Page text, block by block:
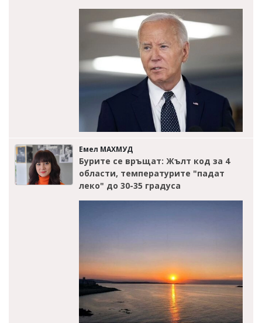
Емел МАХМУД
Бурите се връщат: Жълт код за 4
области, температурите "падат
леко" до 30-35 градуса